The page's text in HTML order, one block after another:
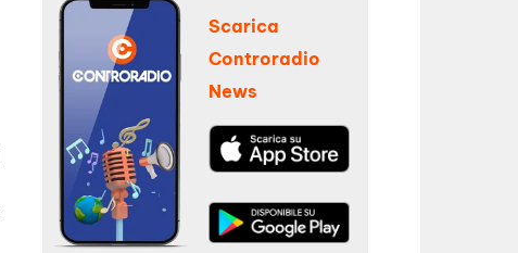
Scarica
Controradio
News